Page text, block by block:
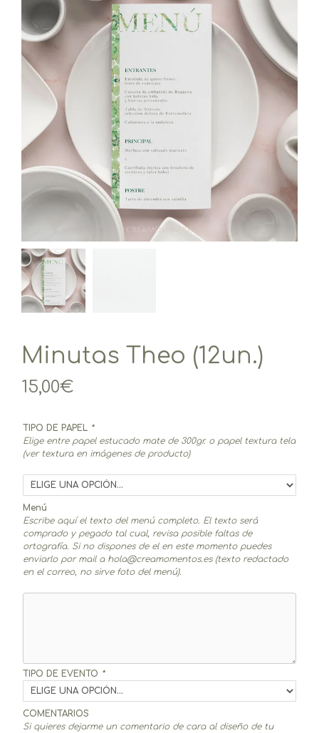
Minutas Theo (12un.)
15,00€
TIPO DE PAPEL *
Elige entre papel estucado mate de 300gr. o papel textura tela
(ver textura en imágenes de producto)
Menú
Escribe aquí el texto del menú completo. El texto será
comprado y pegado tal cual, revisa posible faltas de
ortografía. Si no dispones de el en este momento puedes
enviarlo por mail a hola@creamomentos.es (texto redactado
en el correo, no sirve foto del menú).
TIPO DE EVENTO *
COMENTARIOS
Si quieres dejarme un comentario de cara al diseño de tu